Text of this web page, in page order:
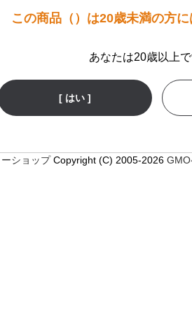
この商品（）は20歳未満の方に
あなたは20歳以上で
[ はい ]
ショップCopyright (C) 2005-2026